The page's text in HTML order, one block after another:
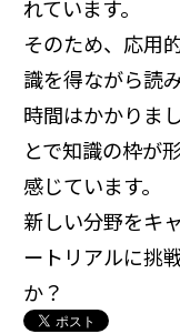
れています。
そのため、応用
識を得ながら読
時間はかかりま
とで知識の枠が
感じています。
新しい分野をキ
ートリアルに挑
か？